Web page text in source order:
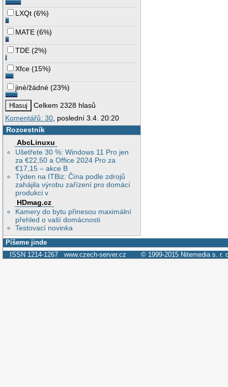
LXQt (6%)
MATE (6%)
TDE (2%)
Xfce (15%)
jiné/žádné (23%)
Celkem 2328 hlasů
Komentářů: 30, poslední 3.4. 20:20
Rozcestník
AbcLinuxu
Ušetřete 30 %: Windows 11 Pro jen
za €22,50 a Office 2024 Pro za
€17,15 – akce B
Týden na ITBiz: Čína podle zdrojů
zahájila výrobu zařízení pro domácí
produkci v
HDmag.cz
Kamery do bytu přinesou maximální
přehled o vaší domácnosti
Testovací novinka
Píšeme jinde
ISSN 1214-1267 www.czech-server.cz © 1999-2015 Nitemedia s. r.